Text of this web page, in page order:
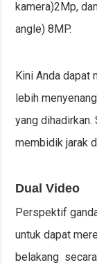
kamera)2Mp,
angle) 8MP.
Kini Anda dapat
lebih
yang dihadirkan.
membidik jarak
Dual Video
Perspektif
untuk dapat
belakang